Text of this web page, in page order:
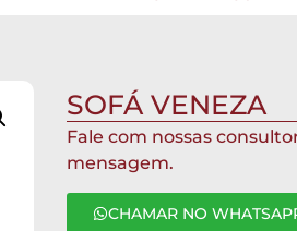
SOFÁ VENEZA
Fale com nossas
mensagem.
CHAMAR NO